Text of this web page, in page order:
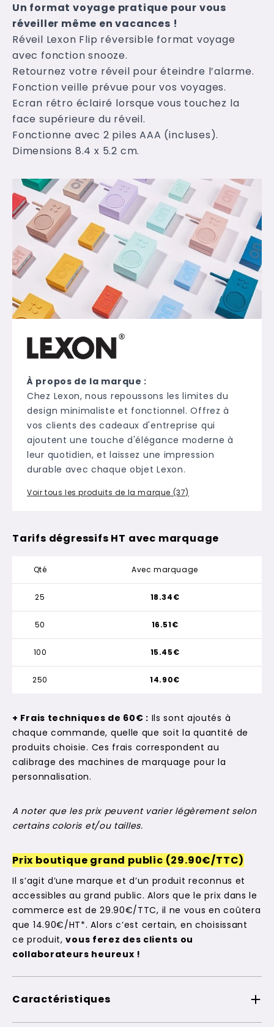
Un format voyage pratique pour vous
réveiller même en vacances !
Réveil Lexon Flip réversible format voyage
avec fonction snooze.
Retournez votre réveil pour éteindre l’alarme.
Fonction veille prévue pour vos voyages.
Ecran rétro éclairé lorsque vous touchez la
face supérieure du réveil.
Fonctionne avec 2 piles AAA (incluses).
Dimensions 8.4 x 5.2 cm.
À propos de la marque :
Chez Lexon, nous repoussons les limites du
design minimaliste et fonctionnel. Offrez à
vos clients des cadeaux d'entreprise qui
ajoutent une touche d'élégance moderne à
leur quotidien, et laissez une impression
durable avec chaque objet Lexon.
Voir tous les produits de la marque (37)
Tarifs dégressifs HT avec marquage
Qté Avec marquage
25
50
100
250
18.34€
16.51€
15.45€
14.90€
+ Frais techniques de 60€ : Ils sont ajoutés à
chaque commande, quelle que soit la quantité de
produits choisie. Ces frais correspondent au
calibrage des machines de marquage pour la
personnalisation.
A noter que les prix peuvent varier légèrement selon
certains coloris et/ou tailles.
Prix boutique grand public (29.90€/TTC)
Il s’agit d’une marque et d’un produit reconnus et
accessibles au grand public. Alors que le prix dans le
commerce est de 29.90€/TTC, il ne vous en coûtera
que 14.90€/HT*. Alors c’est certain, en choisissant
ce produit,vous ferez des clients ou
collaborateurs heureux !
Caractéristiques